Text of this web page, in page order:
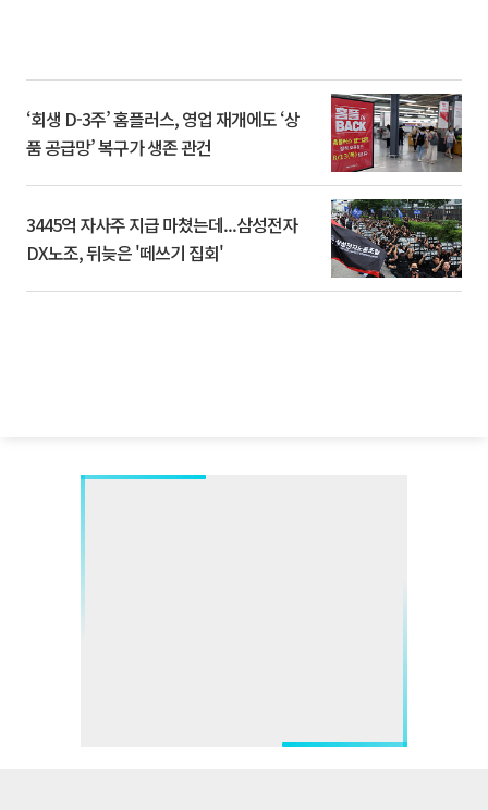
‘회생 D-3주’ 홈플러스, 영업 재개에도 ‘상
품 공급망’ 복구가 생존 관건
3445억 자사주 지급 마쳤는데...삼성전자
DX노조, 뒤늦은 '떼쓰기 집회'